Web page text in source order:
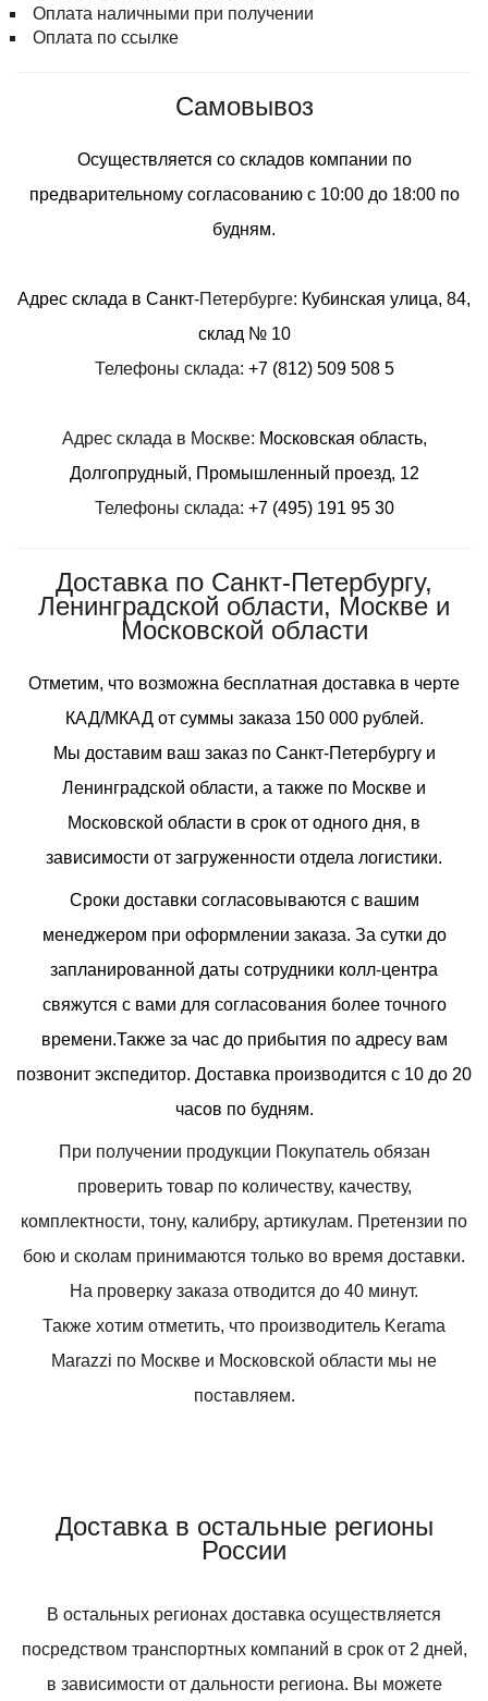
Оплата наличными при получении
Оплата по ссылке
Самовывоз
Осуществляется со складов компании по
предварительному согласованию с 10:00 до 18:00 по
будням.
Адрес склада в Санкт-Петербурге: Кубинская улица, 84,
склад № 10
Телефоны склада: +7 (812) 509 508 5
Адрес склада в Москве: Московская область,
Долгопрудный, Промышленный проезд, 12
Телефоны склада: +7 (495) 191 95 30
Доставка по Санкт-Петербургу,
Ленинградской области, Москве и
Московской области
Отметим, что возможна бесплатная доставка в черте
КАД/МКАД от суммы заказа 150 000 рублей.
Мы доставим ваш заказ по Санкт-Петербургу и
Ленинградской области, а также по Москве и
Московской области в срок от одного дня, в
зависимости от загруженности отдела логистики.
Сроки доставки согласовываются с вашим
менеджером при оформлении заказа. За сутки до
запланированной даты сотрудники колл-центра
свяжутся с вами для согласования более точного
времени.Также за час до прибытия по адресу вам
позвонит экспедитор. Доставка производится с 10 до 20
часов по будням.
При получении продукции Покупатель обязан
проверить товар по количеству, качеству,
комплектности, тону, калибру, артикулам. Претензии по
бою и сколам принимаются только во время доставки.
На проверку заказа отводится до 40 минут.
Также хотим отметить, что производитель Kerama
Marazzi по Москве и Московской области мы не
поставляем.
Доставка в остальные регионы
России
В остальных регионах доставка осуществляется
посредством транспортных компаний в срок от 2 дней,
в зависимости от дальности региона. Вы можете